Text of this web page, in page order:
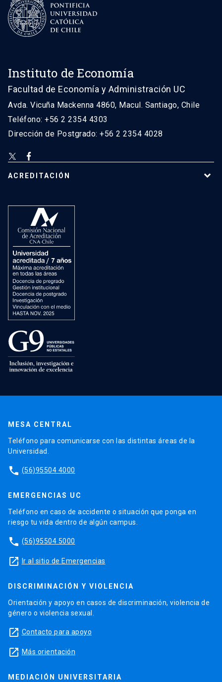
Instituto de Economía
Facultad de Economía y Administración UC
Avda. Vicuña Mackenna 4860, Macul. Santiago, Chile
Teléfono: +56 2 2354 4303
Dirección de Postgrado: +56 2 2354 4028
ACREDITACIÓN
MESA CENTRAL
Teléfono para comunicarse con las distintas áreas de la
Universidad.
phone (56)95504 4000
EMERGENCIAS UC
Teléfono en caso de accidente o situación que ponga en
riesgo tu vida dentro de algún campus.
phone (56)95504 5000
launch Ir al sitio de Emergencias
DISCRIMINACIÓN Y VIOLENCIA
Orientación y apoyo en casos de discriminación, violencia de
género o violencia sexual.
launch Contacto para apoyo
launch Más orientación
MEDIACIÓN UNIVERSITARIA